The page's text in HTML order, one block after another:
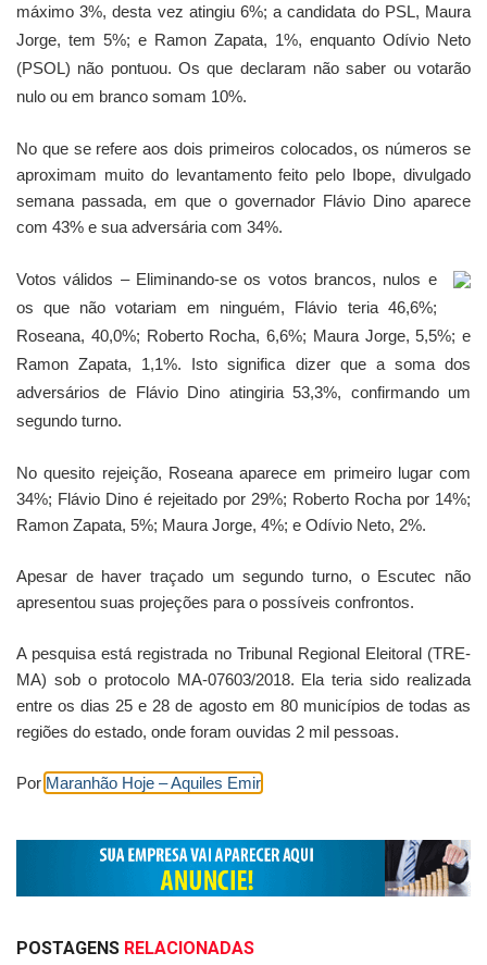
máximo 3%, desta vez atingiu 6%; a candidata do PSL, Maura
Jorge, tem 5%; e Ramon Zapata, 1%, enquanto Odívio Neto
(PSOL) não pontuou. Os que declaram não saber ou votarão
nulo ou em branco somam 10%.
No que se refere aos dois primeiros colocados, os números se
aproximam muito do levantamento feito pelo Ibope, divulgado
semana passada, em que o governador Flávio Dino aparece
com 43% e sua adversária com 34%.
Votos válidos – Eliminando-se os votos brancos, nulos e
os que não votariam em ninguém, Flávio teria 46,6%;
Roseana, 40,0%; Roberto Rocha, 6,6%; Maura Jorge, 5,5%; e
Ramon Zapata, 1,1%. Isto significa dizer que a soma dos
adversários de Flávio Dino atingiria 53,3%, confirmando um
segundo turno.
No quesito rejeição, Roseana aparece em primeiro lugar com
34%; Flávio Dino é rejeitado por 29%; Roberto Rocha por 14%;
Ramon Zapata, 5%; Maura Jorge, 4%; e Odívio Neto, 2%.
Apesar de haver traçado um segundo turno, o Escutec não
apresentou suas projeções para o possíveis confrontos.
A pesquisa está registrada no Tribunal Regional Eleitoral (TRE-
MA) sob o protocolo MA-07603/2018. Ela teria sido realizada
entre os dias 25 e 28 de agosto em 80 municípios de todas as
regiões do estado, onde foram ouvidas 2 mil pessoas.
Por Maranhão Hoje – Aquiles Emir
POSTAGENS RELACIONADAS